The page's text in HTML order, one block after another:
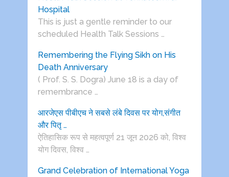
Hospital
This is just a gentle reminder to our
scheduled Health Talk Sessions …
Remembering the Flying Sikh on His
Death Anniversary
( Prof. S. S. Dogra) June 18 is a day of
remembrance …
आरजेएस पीबीएच ने सबसे लंबे दिवस पर योग,संगीत
और पितृ …
ऐतिहासिक रूप से महत्वपूर्ण 21 जून 2026 को, विश्व
योग दिवस, विश्व …
Grand Celebration of International Yoga